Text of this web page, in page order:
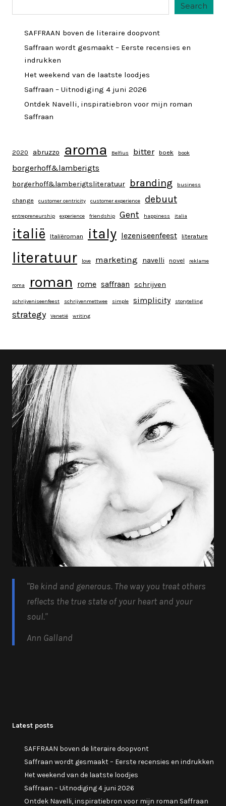
Search
SAFFRAAN boven de literaire doopvont
Saffraan wordt gesmaakt – Eerste recensies en
indrukken
Het weekend van de laatste loodjes
Saffraan – Uitnodiging 4 juni 2026
Ontdek Navelli, inspiratiebron voor mijn roman
Saffraan
2020 abruzzo aroma Belfius bitter boek book
borgerhoff&lamberigts
borgerhoff&lamberigtsliteratuur branding business
change customer centricity customer experience debuut
entrepreneurship experience friendship Gent happiness italia
italië Italiëroman italy lezeniseenfeest literature
literatuur love marketing navelli novel reklame
roma roman rome saffraan schrijven
schrijveniseenfeest schrijvenmettwee simple simplicity storytelling
strategy Venetië writing
"Be kind and generous. The way you treat others
reflects the true state of your heart and your
soul."
Ann Galland
Latest posts
SAFFRAAN boven de literaire doopvont
Saffraan wordt gesmaakt – Eerste recensies en indrukken
Het weekend van de laatste loodjes
Saffraan – Uitnodiging 4 juni 2026
Ontdek Navelli, inspiratiebron voor mijn roman Saffraan